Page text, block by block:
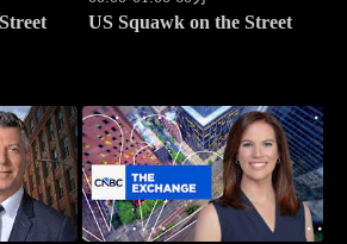
US Squawk on the Street